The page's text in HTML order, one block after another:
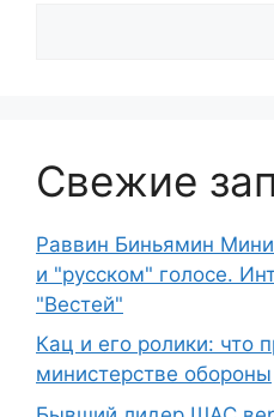
Свежие
Раввин Биньямин
и "русском" голосе.
"Вестей"
Кац и его ролики: что
министерстве обороны